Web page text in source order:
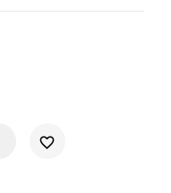
favorite_border